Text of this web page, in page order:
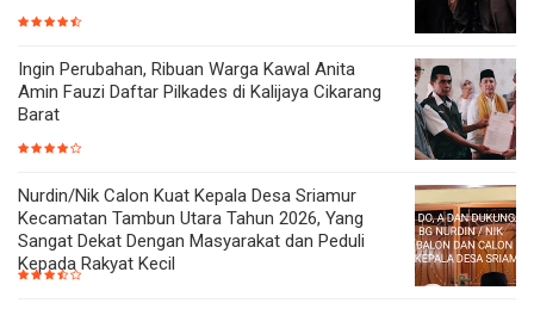
Ingin Perubahan, Ribuan Warga Kawal Anita
Amin Fauzi Daftar Pilkades di Kalijaya Cikarang
Barat
Nurdin/Nik Calon Kuat Kepala Desa Sriamur
Kecamatan Tambun Utara Tahun 2026, Yang
Sangat Dekat Dengan Masyarakat dan Peduli
Kepada Rakyat Kecil